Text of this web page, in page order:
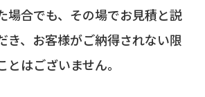
場合でも、その場でお見積と説
き、お客様がご納得されない限
とはございません。